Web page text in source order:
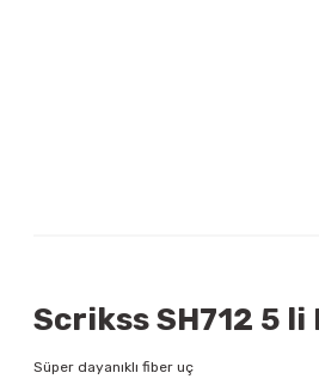
Scrikss SH712 5
Süper dayanıklı fiber uç